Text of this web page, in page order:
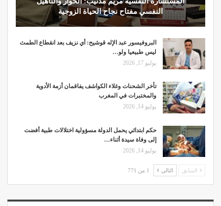
النفسي مفتاح نجاح الحياة الزوجية
البروفيسور عبد الإله قوشيح: أي نزيف بعد انقطاع الطمث
ليس طبيعيا ولو…
يوليو 17, 2026
تأخر الشحنات وغلاء الكواشف يفاقمان أزمة الأدوية
والمختبرات في المغرب
يوليو 14, 2026
حكم ابتدائي يحمل الدولة مسؤولية اختلالات طبية أفضت
إلى وفاة سيدة أثناء…
يوليو 14, 2026
السابق التالي 1 من 771